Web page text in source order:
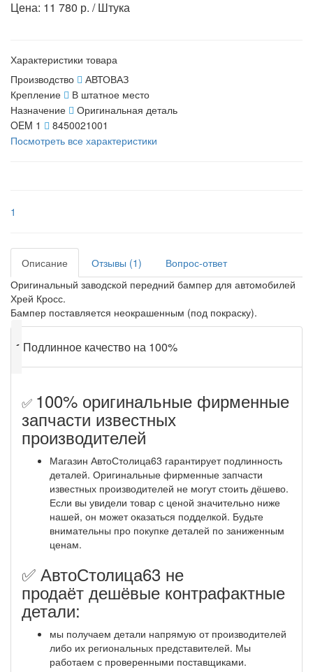
Цена: 11 780 р. / Штука
Характеристики товара
Производство
АВТОВАЗ
Крепление
В штатное место
Назначение
Оригинальная деталь
OEM 1
8450021001
Посмотреть все характеристики
1
Описание Отзывы (1)
Вопрос-ответ
Оригинальный заводской передний бампер для автомобилей
Хрей Кросс.
Бампер поставляется неокрашенным (под покраску).
✔ Подлинное качество на 100%
✅ 100% оригинальные фирменные
запчасти известных
производителей
Магазин АвтоСтолица63 гарантирует подлинность
деталей. Оригинальные фирменные запчасти
известных производителей не могут стоить дёшево.
Если вы увидели товар с ценой значительно ниже
нашей, он может оказаться подделкой. Будьте
внимательны про покупке деталей по заниженным
ценам.
✅ АвтоСтолица63 не
продаёт дешёвые контрафактные
детали:
мы получаем детали напрямую от производителей
либо их региональных представителей. Мы
работаем с проверенными поставщиками.